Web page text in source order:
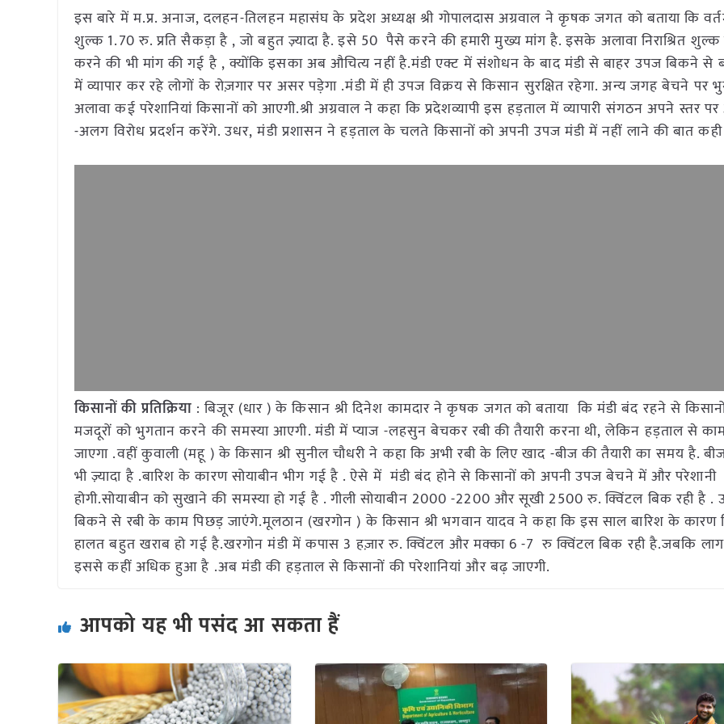
इस बारे में म.प्र. अनाज, दलहन-तिलहन महासंघ के प्रदेश अध्यक्ष श्री गोपालदास अग्रवाल ने कृषक जगत को बताया कि
शुल्क 1.70 रु. प्रति सैकड़ा है , जो बहुत ज़्यादा है. इसे 50 पैसे करने की हमारी मुख्य मांग है. इसके अलावा निराश्रित
करने की भी मांग की गई है , क्योंकि इसका अब औचित्य नहीं है.मंडी एक्ट में संशोधन के बाद मंडी से बाहर उपज बिकने से
में व्यापार कर रहे लोगों के रोज़गार पर असर पड़ेगा .मंडी में ही उपज विक्रय से किसान सुरक्षित रहेगा. अन्य जगह बेचने पर
अलावा कई परेशानियां किसानों को आएगी.श्री अग्रवाल ने कहा कि प्रदेशव्यापी इस हड़ताल में व्यापारी संगठन अपने स्तर
-अलग विरोध प्रदर्शन करेंगे. उधर, मंडी प्रशासन ने हड़ताल के चलते किसानों को अपनी उपज मंडी में नहीं लाने की बात
किसानों की प्रतिक्रिया : बिजूर (धार ) के किसान श्री दिनेश कामदार ने कृषक जगत को बताया कि मंडी बंद रहने से
मजदूरों को भुगतान करने की समस्या आएगी. मंडी में प्याज -लहसुन बेचकर रबी की तैयारी करना थी, लेकिन हड़ताल से
जाएगा .वहीं कुवाली (महू ) के किसान श्री सुनील चौधरी ने कहा कि अभी रबी के लिए खाद -बीज की तैयारी का समय है.
भी ज़्यादा है .बारिश के कारण सोयाबीन भीग गई है . ऐसे में मंडी बंद होने से किसानों को अपनी उपज बेचने में और परेशानी
होगी.सोयाबीन को सुखाने की समस्या हो गई है . गीली सोयाबीन 2000 -2200 और सूखी 2500 रु. क्विंटल बिक रही है .
बिकने से रबी के काम पिछड़ जाएंगे.मूलठान (खरगोन ) के किसान श्री भगवान यादव ने कहा कि इस साल बारिश के कारण
हालत बहुत खराब हो गई है.खरगोन मंडी में कपास 3 हज़ार रु. क्विंटल और मक्का 6 -7 रु क्विंटल बिक रही है.जबकि
इससे कहीं अधिक हुआ है .अब मंडी की हड़ताल से किसानों की परेशानियां और बढ़ जाएगी.
आपको यह भी पसंद आ सकता हैं